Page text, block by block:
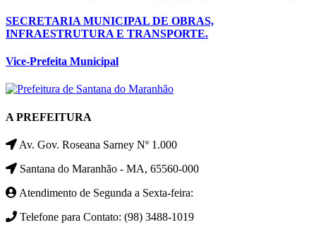
SECRETARIA MUNICIPAL DE OBRAS,
INFRAESTRUTURA E TRANSPORTE.
Vice-Prefeita Municipal
A PREFEITURA
Av. Gov. Roseana Sarney Nº 1.000
Santana do Maranhão - MA, 65560-000
Atendimento de Segunda a Sexta-feira:
Telefone para Contato: (98) 3488-1019